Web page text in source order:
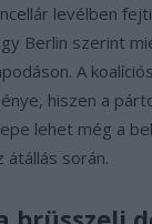
levélben
Berlin szerint
A
hiszen a
lehet még a
átállás során.